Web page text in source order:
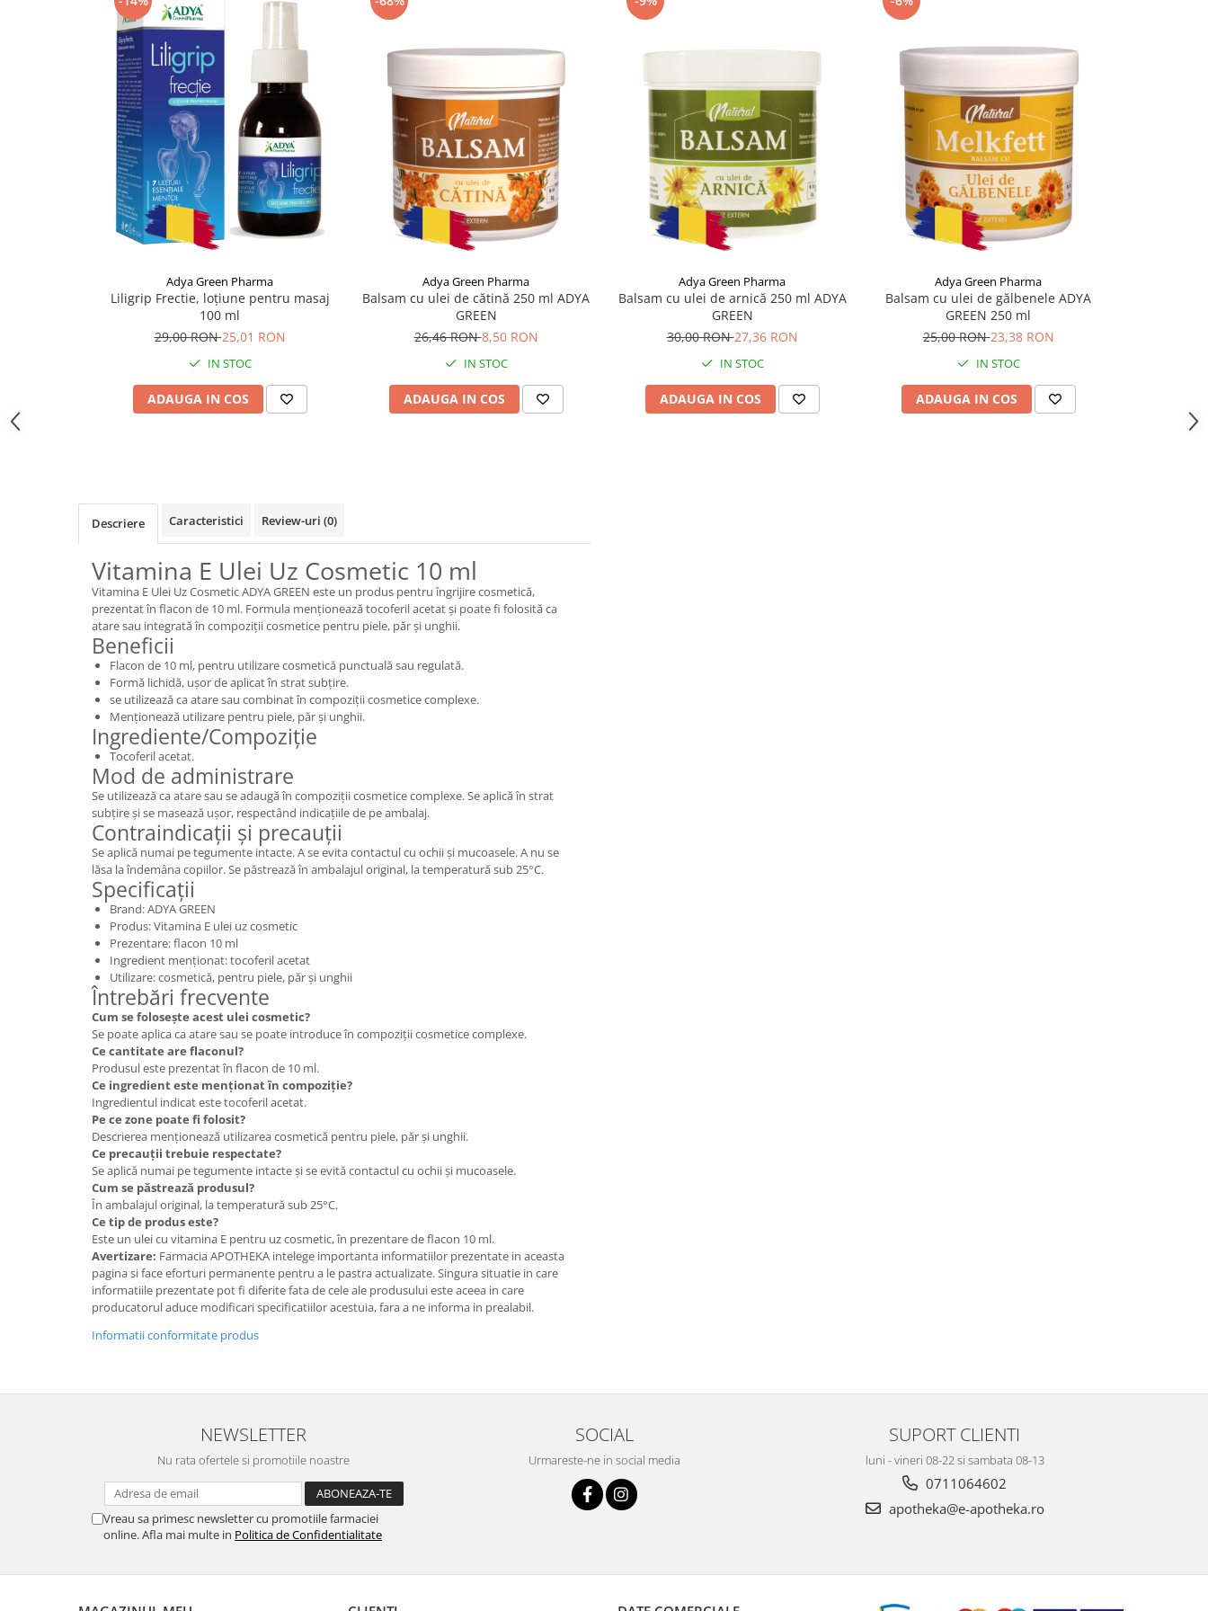
Supliment Vitamina D3
Supliment Vitamina E
Tincturi si Gemoderivate
Tuse gat si respiratie
Vitamine si minerale
Adya Green Pharma
Liligrip Frectie, loțiune pentru masaj
100 ml
29,00 RON25,01 RON
IN STOC
ADAUGA IN COS
Adya Green Pharma
Balsam cu ulei de cătină 250 ml ADYA
GREEN
26,46 RON8,50 RON
IN STOC
ADAUGA IN COS
Adya Green Pharma
Balsam cu ulei de arnică 250 ml ADYA
GREEN
30,00 RON27,36 RON
IN STOC
ADAUGA IN COS
Adya Green Pharma
Balsam cu ulei de gălbenele ADYA
GREEN 250 ml
25,00 RON23,38 RON
IN STOC
ADAUGA IN COS
Descriere Caracteristici Review-uri (0)
Vitamina E Ulei Uz Cosmetic 10 ml
Vitamina E Ulei Uz Cosmetic ADYA GREEN este un produs pentru îngrijire cosmetică,
prezentat în flacon de 10 ml. Formula menționează tocoferil acetat și poate fi folosită ca
atare sau integrată în compoziții cosmetice pentru piele, păr și unghii.
Beneficii
Flacon de 10 ml, pentru utilizare cosmetică punctuală sau regulată.
Formă lichidă, ușor de aplicat în strat subțire.
se utilizează ca atare sau combinat în compoziții cosmetice complexe.
Menționează utilizare pentru piele, păr și unghii.
Ingrediente/Compoziție
Tocoferil acetat.
Mod de administrare
Se utilizează ca atare sau se adaugă în compoziții cosmetice complexe. Se aplică în strat
subțire și se masează ușor, respectând indicațiile de pe ambalaj.
Contraindicații și precauții
Se aplică numai pe tegumente intacte. A se evita contactul cu ochii și mucoasele. A nu se
lăsa la îndemâna copiilor. Se păstrează în ambalajul original, la temperatură sub 25°C.
Specificații
Brand: ADYA GREEN
Produs: Vitamina E ulei uz cosmetic
Prezentare: flacon 10 ml
Ingredient menționat: tocoferil acetat
Utilizare: cosmetică, pentru piele, păr și unghii
Întrebări frecvente
Cum se folosește acest ulei cosmetic?
Se poate aplica ca atare sau se poate introduce în compoziții cosmetice complexe.
Ce cantitate are flaconul?
Produsul este prezentat în flacon de 10 ml.
Ce ingredient este menționat în compoziție?
Ingredientul indicat este tocoferil acetat.
Pe ce zone poate fi folosit?
Descrierea menționează utilizarea cosmetică pentru piele, păr și unghii.
Ce precauții trebuie respectate?
Se aplică numai pe tegumente intacte și se evită contactul cu ochii și mucoasele.
Cum se păstrează produsul?
În ambalajul original, la temperatură sub 25°C.
Ce tip de produs este?
Este un ulei cu vitamina E pentru uz cosmetic, în prezentare de flacon 10 ml.
Avertizare: Farmacia APOTHEKA intelege importanta informatiilor prezentate in aceasta
pagina si face eforturi permanente pentru a le pastra actualizate. Singura situatie in care
informatiile prezentate pot fi diferite fata de cele ale produsului este aceea in care
producatorul aduce modificari specificatiilor acestuia, fara a ne informa in prealabil.
Informatii conformitate produs
NEWSLETTER
Nu rata ofertele si promotiile noastre
Vreau sa primesc newsletter cu promotiile farmaciei
online. Afla mai multe in Politica de Confidentialitate
SOCIAL
Urmareste-ne in social media
SUPORT CLIENTI
luni - vineri 08-22 si sambata 08-13
0711064602
apotheka@e-apotheka.ro